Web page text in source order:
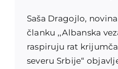
Saša Dragojlo,
članku ,,Albanska
raspiruju rat
severu Srbije“